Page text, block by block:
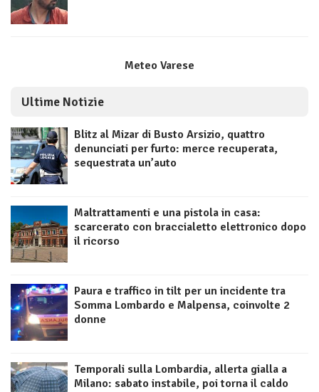
Meteo Varese
Ultime Notizie
Blitz al Mizar di Busto Arsizio, quattro
denunciati per furto: merce recuperata,
sequestrata un’auto
Maltrattamenti e una pistola in casa:
scarcerato con braccialetto elettronico dopo
il ricorso
Paura e traffico in tilt per un incidente tra
Somma Lombardo e Malpensa, coinvolte 2
donne
Temporali sulla Lombardia, allerta gialla a
Milano: sabato instabile, poi torna il caldo